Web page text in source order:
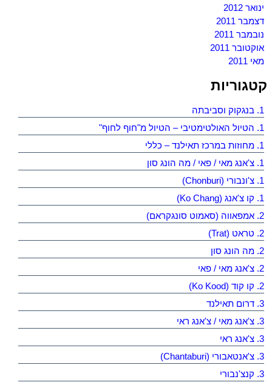
ינואר 2012
דצמבר 2011
נובמבר 2011
אוקטובר 2011
מאי 2011
קטגוריות
1. בנגקוק וסביבתה
1. הטיול האולטימטיבי – הטיול מ"חוף לחוף"
1. מחוזות במרכז תאילנד – כללי
1. צ'אנג מאי / פאי / מה הונג סון
1. צ'ונבורי (Chonburi)
1. קו צ'אנג (Ko Chang)
2. אמפאווה (סאמוט סונגקראם)
2. טראט (Trat)
2. מה הונג סון
2. צ'אנג מאי / פאי
2. קו קוד (Ko Kood)
3. דרום תאילנד
3. צ'אנג מאי / צ'אנג ראי
3. צ'אנג ראי
3. צ'אנטאבורי (Chantaburi)
3. קנצ'נבורי